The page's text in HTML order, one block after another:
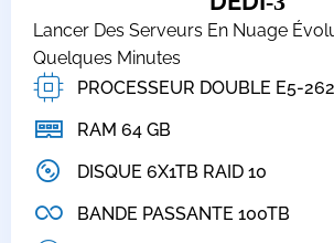
Lancer Des Serveurs En Nuage
Quelques Minutes
PROCESSEUR DOUBLE E5-
RAM 64 GB
DISQUE 6X1TB RAID 10
BANDE PASSANTE 100TB